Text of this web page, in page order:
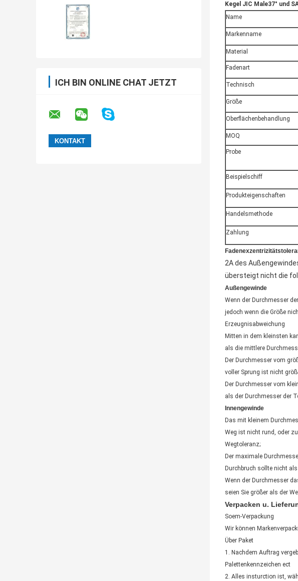
ICH BIN ONLINE CHAT JETZT
Kegel JIC Male37° und
Name
Markenname
Material
Fadenart
Technisch
Größe
Oberflächenbehandlung
MOQ
Probe
Beispielschiff
Produkteigenschaften
Handelsmethode
Zahlung
2A des
übersteigt nicht die
Außengewinde
Wenn der Durchmesser
jedoch wenn die Größe
Erzeugnisabweichung
Mitten in dem kleinsten
als die mittlere
Der Durchmesser vom
voller Sprung ist nicht
Der Durchmesser vom
als der Durchmesser der
Innengewinde
Das mit kleinem
Weg ist nicht rund, oder
Wegtoleranz;
Der maximale
Durchbruch sollte nicht
Wenn der Durchmesser
seien Sie größer als der
Verpacken u.
Soem-Verpackung
Wir können
Über Paket
1. Nachdem Auftrag
Palettenkennzeichen ect
2. Alles insturction ist,